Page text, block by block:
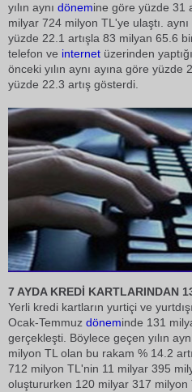
yılın aynı dönemine göre yüzde 31
milyar 724 milyon TL'ye ulaştı. aynı
yüzde 22.1 artışla 83 milyan 65.6
telefon ve internet üzerinden
önceki yılın aynı ayına göre
yüzde 22.3 artış gösterdi.
7 AYDA KREDİ KARTLARINDAN
Yerli kredi kartların yurtiçi ve
Ocak-Temmuz döneminde 131
gerçekleşti. Böylece geçen yılın
milyon TL olan bu rakam % 14.2
712 milyon TL'nin 11 milyar 395
oluştururken 120 milyar 317 milyon